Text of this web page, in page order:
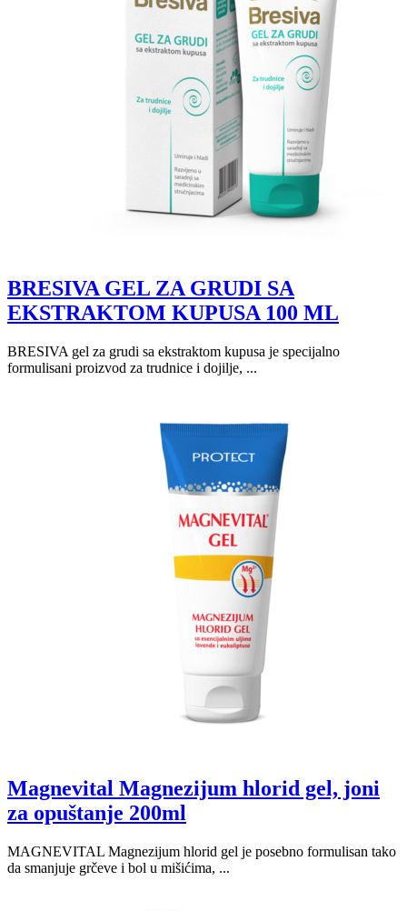
BRESIVA GEL ZA GRUDI SA
EKSTRAKTOM KUPUSA 100 ML
BRESIVA gel za grudi sa ekstraktom kupusa je specijalno
formulisani proizvod za trudnice i dojilje, ...
Magnevital Magnezijum hlorid gel, joni
za opuštanje 200ml
MAGNEVITAL Magnezijum hlorid gel je posebno formulisan tako
da smanjuje grčeve i bol u mišićima, ...